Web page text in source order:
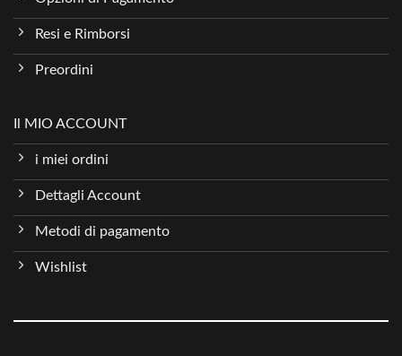
Resi e Rimborsi
Preordini
Il MIO ACCOUNT
i miei ordini
Dettagli Account
Metodi di pagamento
Wishlist